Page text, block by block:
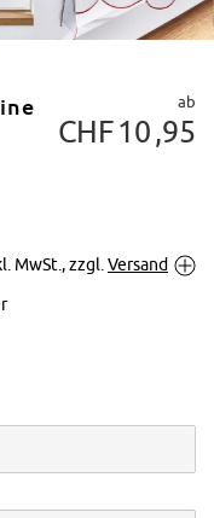
ab
CHF10 95
MwSt., zzgl. Versand